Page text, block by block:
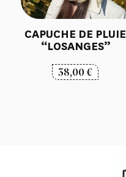
CAPUCHE DE PLUIE
“LOSANGES”
38,00€